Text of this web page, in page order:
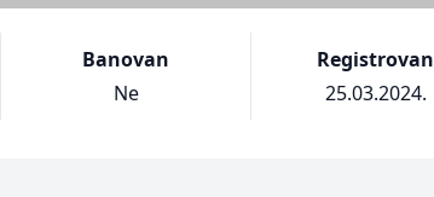
Banovan
Ne
Registrovan
25.03.2024.